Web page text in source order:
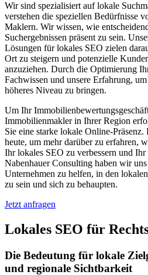
Wir sind spezialisiert auf lokale
verstehen die speziellen Bedürfnisse
Maklern. Wir wissen, wie
Suchergebnissen präsent zu sein.
Lösungen für lokales SEO zielen
Ort zu steigern und potenzielle
anzuziehen. Durch die Optimierung
Fachwissen und unsere Erfahrung,
höheres Niveau zu bringen.
Um Ihr
Immobilienmakler in Ihrer Region
Sie eine starke lokale Online-
heute, um mehr darüber zu erfahren,
Ihr lokales SEO zu verbessern und
Nabenhauer Consulting haben wir
Unternehmen zu helfen, in den
zu sein und sich zu behaupten.
Jetzt anfragen
Lokales SEO für
Die Bedeutung für lokale
und regionale Sichtbarkeit